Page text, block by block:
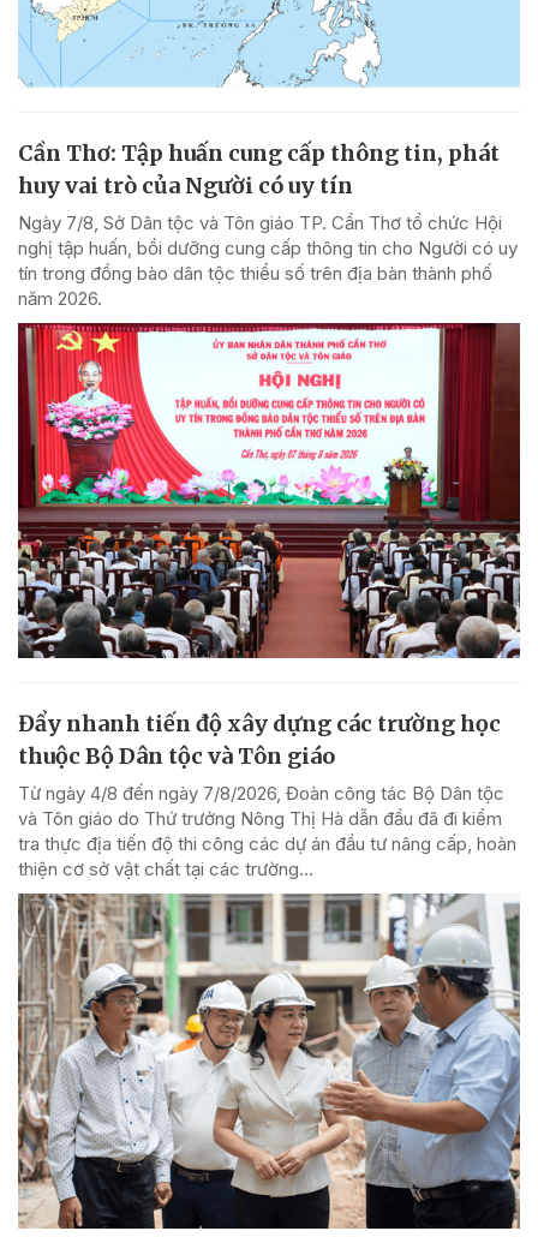
Cần Thơ: Tập huấn cung cấp thông tin, phát
huy vai trò của Người có uy tín
Ngày 7/8, Sở Dân tộc và Tôn giáo TP. Cần Thơ tổ chức Hội
nghị tập huấn, bồi dưỡng cung cấp thông tin cho Người có uy
tín trong đồng bào dân tộc thiểu số trên địa bàn thành phố
năm 2026.
Đẩy nhanh tiến độ xây dựng các trường học
thuộc Bộ Dân tộc và Tôn giáo
Từ ngày 4/8 đến ngày 7/8/2026, Đoàn công tác Bộ Dân tộc
và Tôn giáo do Thứ trưởng Nông Thị Hà dẫn đầu đã đi kiểm
tra thực địa tiến độ thi công các dự án đầu tư nâng cấp, hoàn
thiện cơ sở vật chất tại các trường...